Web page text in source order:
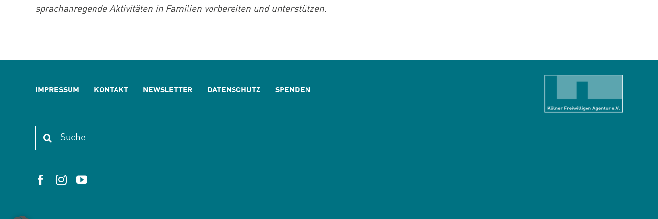
sprachanregende Aktivitäten in Familien vorbereiten und unterstützen.
IMPRESSUM KONTAKT NEWSLETTER DATENSCHUTZ SPENDEN
Suche